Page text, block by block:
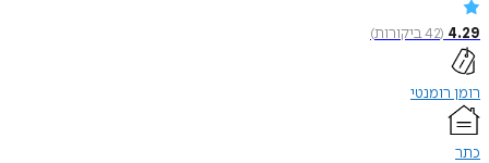
42ביקורות)